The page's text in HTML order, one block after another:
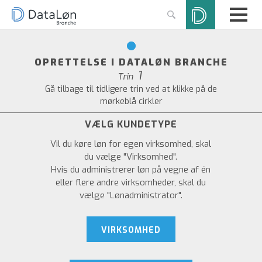
OPRETTELSE I DATALØN BRANCHE
Trin 1
Gå tilbage til tidligere trin ved at klikke på de
mørkeblå cirkler
VÆLG KUNDETYPE
Vil du køre løn for egen virksomhed, skal
du vælge "Virksomhed".
Hvis du administrerer løn på vegne af én
eller flere andre virksomheder, skal du
vælge "Lønadministrator".
VIRKSOMHED